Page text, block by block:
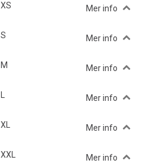
Mer info
Mer info
Mer info
Mer info
Mer info
Mer info